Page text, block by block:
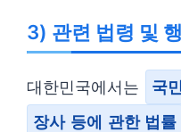
3) 관련 법령 및
대한민국에서는 국
장사 등에 관한 법률